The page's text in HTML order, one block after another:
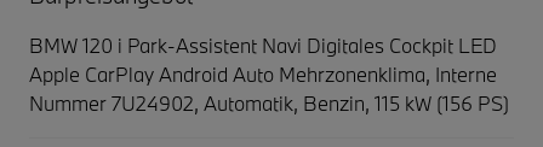
BMW 120 i Park-Assistent Navi Digitales Cockpit LED
Apple CarPlay Android Auto Mehrzonenklima, Interne
Nummer 7U24902, Automatik, Benzin, 115 kW (156 PS)